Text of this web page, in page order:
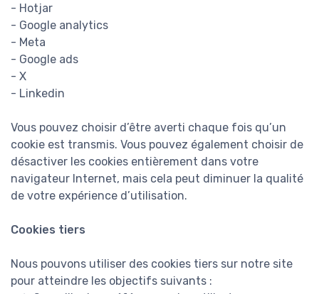
- Hotjar
- Google analytics
- Meta
- Google ads
- X
- Linkedin
Vous pouvez choisir d’être averti chaque fois qu’un
cookie est transmis. Vous pouvez également choisir de
désactiver les cookies entièrement dans votre
navigateur Internet, mais cela peut diminuer la qualité
de votre expérience d’utilisation.
Cookies tiers
Nous pouvons utiliser des cookies tiers sur notre site
pour atteindre les objectifs suivants :